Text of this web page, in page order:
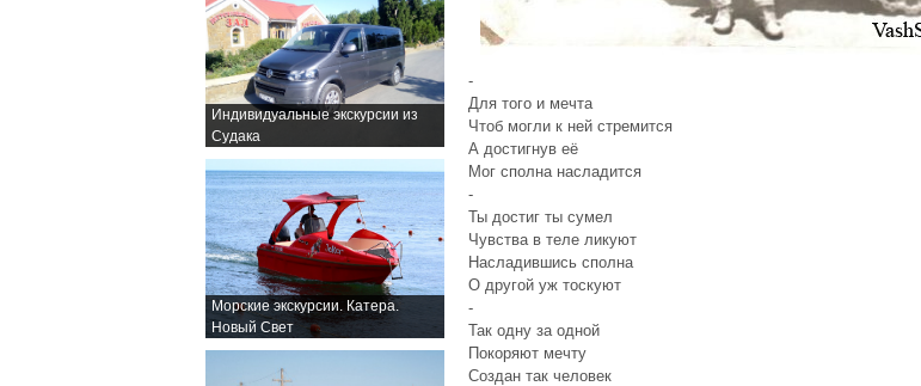
Индивидуальные экскурсии из
Судака
Морские экскурсии. Катера.
Новый Свет
-
Для того и мечта
Чтоб могли к ней стремится
А достигнув её
Мог сполна насладится
-
Ты достиг ты сумел
Чувства в теле ликуют
Насладившись сполна
О другой уж тоскуют
-
Так одну за одной
Покоряют мечту
Создан так человек